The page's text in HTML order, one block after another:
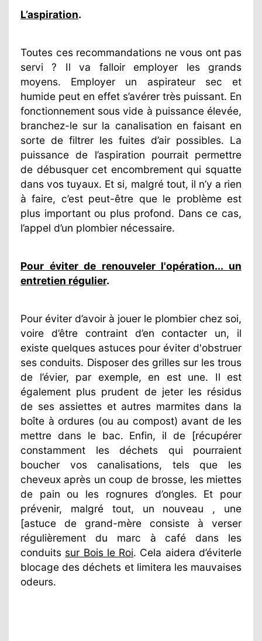
L’aspiration.
Toutes ces recommandations ne vous ont pas
servi ? Il va falloir employer les grands
moyens. Employer un aspirateur sec et
humide peut en effet s’avérer très puissant. En
fonctionnement sous vide à puissance élevée,
branchez-le sur la canalisation en faisant en
sorte de filtrer les fuites d’air possibles. La
puissance de l’aspiration pourrait permettre
de débusquer cet encombrement qui squatte
dans vos tuyaux. Et si, malgré tout, il n’y a rien
à faire, c’est peut-être que le problème est
plus important ou plus profond. Dans ce cas,
l’appel d’un plombier nécessaire.
Pour éviter de renouveler l'opération... un
entretien régulier.
Pour éviter d’avoir à jouer le plombier chez soi,
voire d’être contraint d’en contacter un, il
existe quelques astuces pour éviter d'obstruer
ses conduits. Disposer des grilles sur les trous
de l’évier, par exemple, en est une. Il est
également plus prudent de jeter les résidus
de ses assiettes et autres marmites dans la
boîte à ordures (ou au compost) avant de les
mettre dans le bac. Enfin, il de [récupérer
constamment les déchets qui pourraient
boucher vos canalisations, tels que les
cheveux après un coup de brosse, les miettes
de pain ou les rognures d’ongles. Et pour
prévenir, malgré tout, un nouveau , une
[astuce de grand-mère consiste à verser
régulièrement du marc à café dans les
conduits sur Bois le Roi. Cela aidera d’éviterle
blocage des déchets et limitera les mauvaises
odeurs.